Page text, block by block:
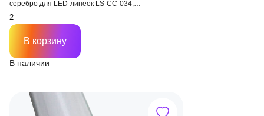
серебро для LED-линеек LS-СС-034,
1000х13.9х20.65мм
В наличии
В корзину